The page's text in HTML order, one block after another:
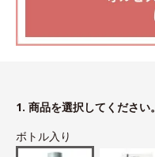
1. 商品を選択してください。
ボトル入り